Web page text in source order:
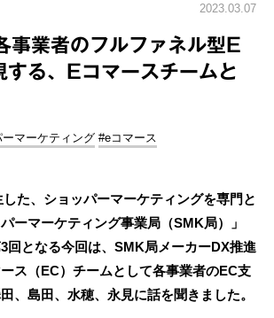
2023.03.07
事業者のフルファネル型E
する、Eコマースチームと
マーケティング #eコマース
た、ショッパーマーケティングを専門と
ーマーケティング事業局（SMK局）」
回となる今回は、SMK局メーカーDX推進
ス（EC）チームとして各事業者のEC支
、島田、水穂、永見に話を聞きました。